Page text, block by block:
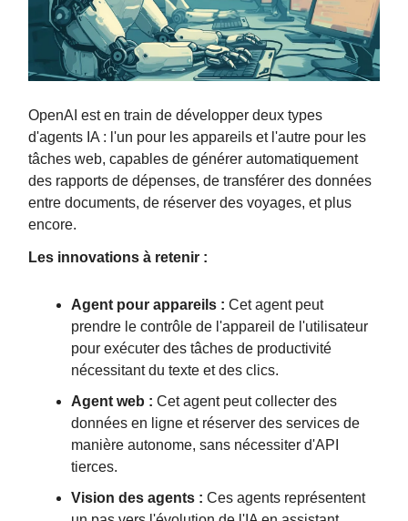
OpenAI est en train de développer deux types
d'agents IA : l'un pour les appareils et l'autre pour les
tâches web, capables de générer automatiquement
des rapports de dépenses, de transférer des données
entre documents, de réserver des voyages, et plus
encore.
Les innovations à retenir :
Agent pour appareils : Cet agent peut
prendre le contrôle de l'appareil de l'utilisateur
pour exécuter des tâches de productivité
nécessitant du texte et des clics.
Agent web : Cet agent peut collecter des
données en ligne et réserver des services de
manière autonome, sans nécessiter d'API
tierces.
Vision des agents : Ces agents représentent